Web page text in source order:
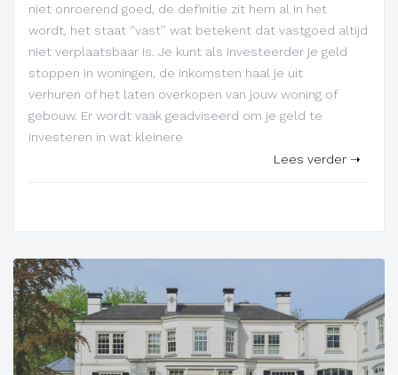
niet onroerend goed, de definitie zit hem al in het
wordt, het staat ‘’vast’’ wat betekent dat vastgoed altijd
niet verplaatsbaar is. Je kunt als investeerder je geld
stoppen in woningen, de inkomsten haal je uit
verhuren of het laten overkopen van jouw woning of
gebouw. Er wordt vaak geadviseerd om je geld te
investeren in wat kleinere
Lees verder ➝